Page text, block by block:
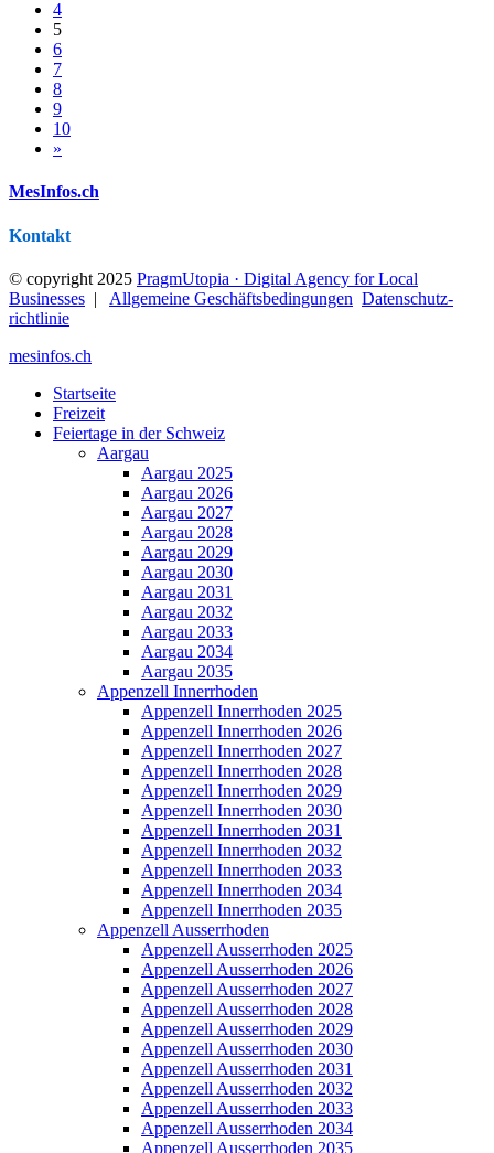
4
5
6
7
8
9
10
»
MesInfos.ch
Kontakt
© copyright 2025 PragmUtopia · Digital Agency for Local
Businesses | Allgemeine Geschäftsbedingungen Datenschutz­
richtlinie
mesinfos.ch
Startseite
Freizeit
Feiertage in der Schweiz
Aargau
Aargau 2025
Aargau 2026
Aargau 2027
Aargau 2028
Aargau 2029
Aargau 2030
Aargau 2031
Aargau 2032
Aargau 2033
Aargau 2034
Aargau 2035
Appenzell Innerrhoden
Appenzell Innerrhoden 2025
Appenzell Innerrhoden 2026
Appenzell Innerrhoden 2027
Appenzell Innerrhoden 2028
Appenzell Innerrhoden 2029
Appenzell Innerrhoden 2030
Appenzell Innerrhoden 2031
Appenzell Innerrhoden 2032
Appenzell Innerrhoden 2033
Appenzell Innerrhoden 2034
Appenzell Innerrhoden 2035
Appenzell Ausserrhoden
Appenzell Ausserrhoden 2025
Appenzell Ausserrhoden 2026
Appenzell Ausserrhoden 2027
Appenzell Ausserrhoden 2028
Appenzell Ausserrhoden 2029
Appenzell Ausserrhoden 2030
Appenzell Ausserrhoden 2031
Appenzell Ausserrhoden 2032
Appenzell Ausserrhoden 2033
Appenzell Ausserrhoden 2034
Appenzell Ausserrhoden 2035